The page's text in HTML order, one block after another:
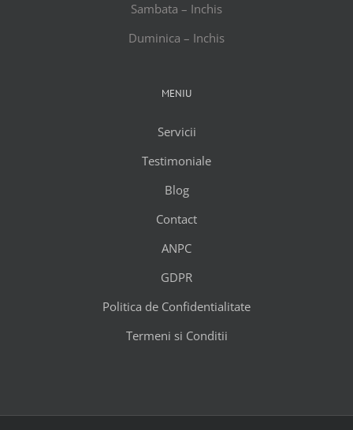
Sambata – Inchis
Duminica – Inchis
MENIU
Servicii
Testimoniale
Blog
Contact
ANPC
GDPR
Politica de Confidentialitate
Termeni si Conditii